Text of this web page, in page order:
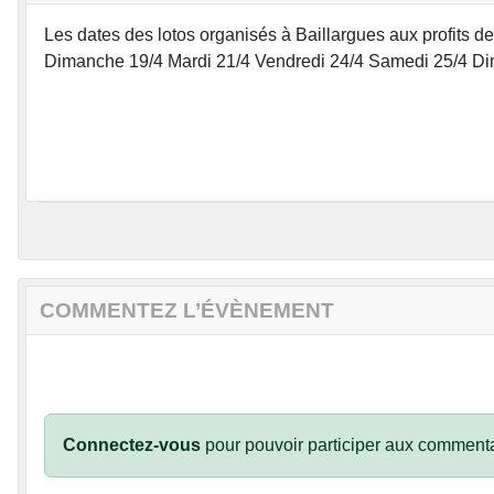
Les dates des lotos organisés à Baillargues aux profits
Dimanche 19/4 Mardi 21/4 Vendredi 24/4 Samedi 25/4
COMMENTEZ L’ÉVÈNEMENT
Connectez-vous pour pouvoir participer aux